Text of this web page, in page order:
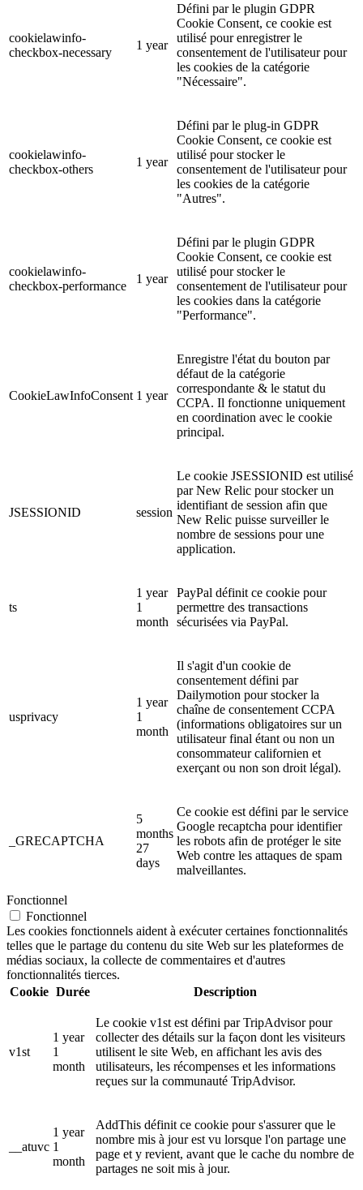
cookielawinfo-
checkbox-necessary
1 year
Défini par le plugin GDPR
Cookie Consent, ce cookie est
utilisé pour enregistrer le
consentement de l'utilisateur pour
les cookies de la catégorie
"Nécessaire".
cookielawinfo-
checkbox-others
1 year
Défini par le plug-in GDPR
Cookie Consent, ce cookie est
utilisé pour stocker le
consentement de l'utilisateur pour
les cookies de la catégorie
"Autres".
cookielawinfo-
checkbox-performance
1 year
Défini par le plugin GDPR
Cookie Consent, ce cookie est
utilisé pour stocker le
consentement de l'utilisateur pour
les cookies dans la catégorie
"Performance".
CookieLawInfoConsent 1 year
Enregistre l'état du bouton par
défaut de la catégorie
correspondante & le statut du
CCPA. Il fonctionne uniquement
en coordination avec le cookie
principal.
JSESSIONID session
Le cookie JSESSIONID est utilisé
par New Relic pour stocker un
identifiant de session afin que
New Relic puisse surveiller le
nombre de sessions pour une
application.
ts
1 year
1
month
PayPal définit ce cookie pour
permettre des transactions
sécurisées via PayPal.
usprivacy
1 year
1
month
Il s'agit d'un cookie de
consentement défini par
Dailymotion pour stocker la
chaîne de consentement CCPA
(informations obligatoires sur un
utilisateur final étant ou non un
consommateur californien et
exerçant ou non son droit légal).
_GRECAPTCHA
5
months
27
days
Ce cookie est défini par le service
Google recaptcha pour identifier
les robots afin de protéger le site
Web contre les attaques de spam
malveillantes.
Fonctionnel
Fonctionnel
Les cookies fonctionnels aident à exécuter certaines fonctionnalités
telles que le partage du contenu du site Web sur les plateformes de
médias sociaux, la collecte de commentaires et d'autres
fonctionnalités tierces.
Cookie Durée Description
v1st
1 year
1
month
Le cookie v1st est défini par TripAdvisor pour
collecter des détails sur la façon dont les visiteurs
utilisent le site Web, en affichant les avis des
utilisateurs, les récompenses et les informations
reçues sur la communauté TripAdvisor.
__atuvc
1 year
1
month
AddThis définit ce cookie pour s'assurer que le
nombre mis à jour est vu lorsque l'on partage une
page et y revient, avant que le cache du nombre de
partages ne soit mis à jour.